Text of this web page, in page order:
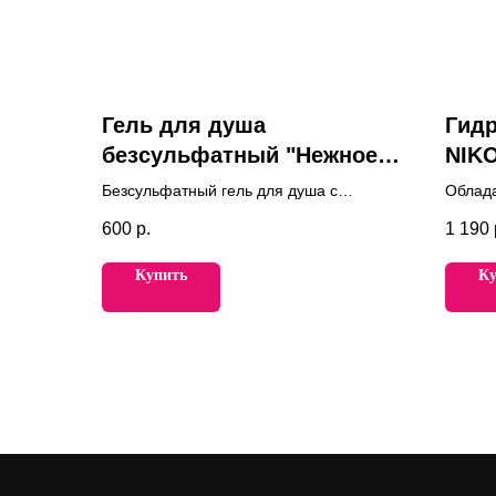
Гель для душа
безсульфатный "Нежное
очищение" M.AKLIVE
Безсульфатный гель для душа с
бережного очищения и ухода.
600 р.
Купить
кожи.
1 190